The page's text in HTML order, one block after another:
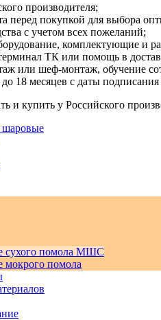
производителя;
перед покупкой для выбора
с учетом всех пожеланий;
комплектующие и
ТК или помощь в
или шеф-монтаж, обучение
18 месяцев с даты
и купить у Российского
шаровые
сухого помола МШС
помола